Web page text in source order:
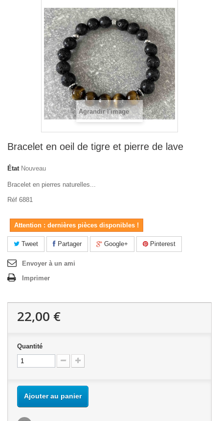
Agrandir l'image
Bracelet en oeil de tigre et pierre de lave
État Nouveau
Bracelet en pierres naturelles...
Réf 6881
Attention : dernières pièces disponibles !
Tweet Partager Google+ Pinterest
Envoyer à un ami
Imprimer
22,00 €
Quantité
Ajouter au panier